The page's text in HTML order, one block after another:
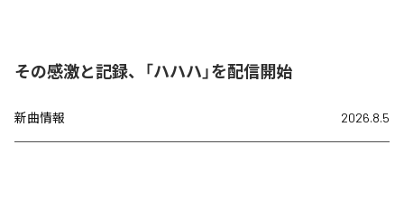
その感激と記録、「ハハハ」を配信開始
新曲情報 2026.8.5